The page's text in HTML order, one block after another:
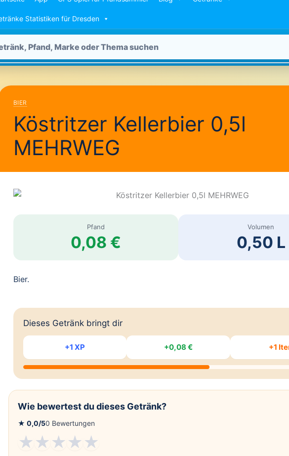
Statistiken für Dresden
BIER
Köstritzer Kellerbier 0,5l
MEHRWEG
Pfand
0,08 €
Volumen
0,50 L
Bier.
Dieses Getränk bringt dir
+1 XP +0,08 € +1
Wie bewertest du dieses Getränk?
★ 0,0/50 Bewertungen
★★★★★